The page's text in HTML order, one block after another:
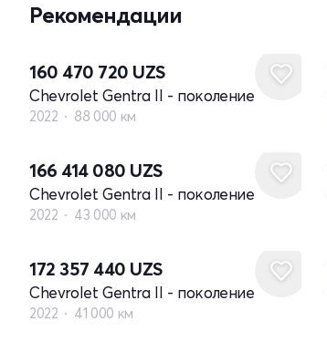
Рекомендации
160 470 720 UZS
Chevrolet Gentra II - поколение
2022 88 000 км
166 414 080 UZS
Chevrolet Gentra II - поколение
2022 43 000 км
172 357 440 UZS
Chevrolet Gentra II - поколение
2022 41 000 км